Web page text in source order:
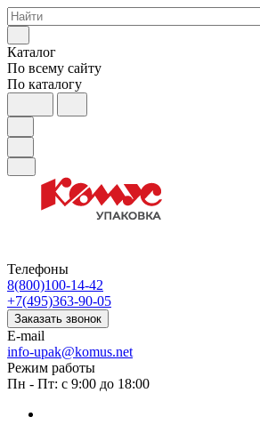
Каталог
По всему сайту
По каталогу
Телефоны
8(800)100-14-42
+7(495)363-90-05
Заказать звонок
E-mail
info-upak@komus.net
Режим работы
Пн - Пт: с 9:00 до 18:00